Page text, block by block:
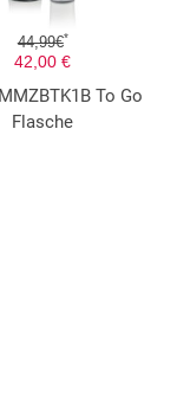
44,99€*
42,00 €
To Go
Flasche